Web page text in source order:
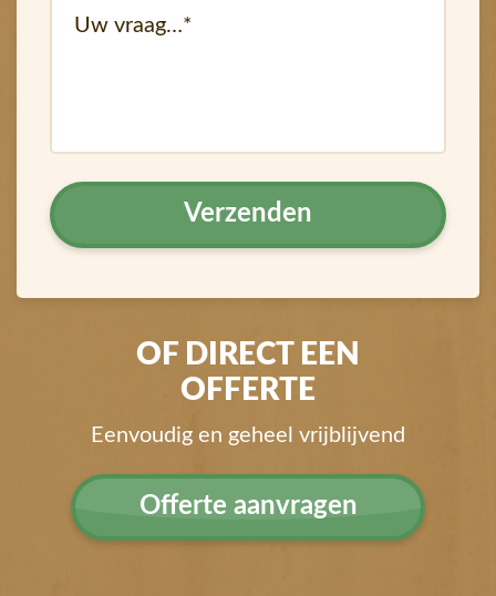
OF DIRECT EEN
OFFERTE
Eenvoudig en geheel vrijblijvend
Offerte aanvragen